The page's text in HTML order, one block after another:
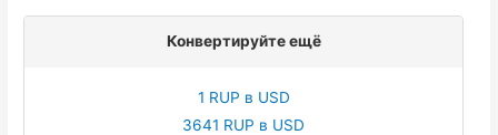
Конвертируйте ещё
1 RUP в USD
3641 RUP в USD